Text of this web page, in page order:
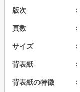
版次
頁数
サイズ
背表紙
背表紙の特徴